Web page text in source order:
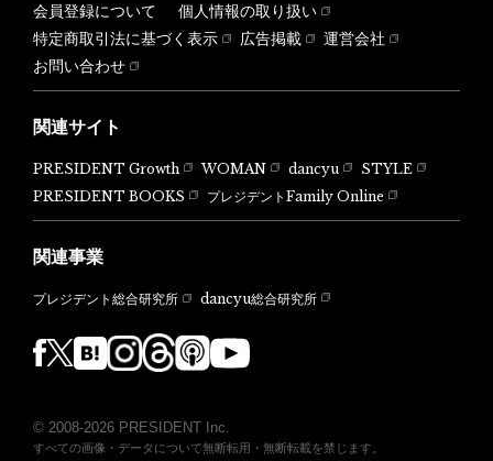
会員登録について
個人情報の取り扱い
特定商取引法に基づく表示
広告掲載
運営会社
お問い合わせ
関連サイト
PRESIDENT Growth WOMAN dancyu
STYLE
PRESIDENT BOOKS
プレジデントFamily Online
関連事業
プレジデント総合研究所 dancyu総合研究所
© 2008-2026 PRESIDENT Inc.
すべての画像・データについて無断転用・無断転載を禁じます。